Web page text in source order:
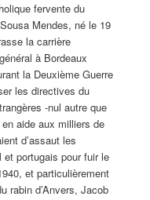
fervente du
Mendes, né le 19
la carrière
à Bordeaux
la Deuxième Guerre
les directives du
-nul autre que
aide aux milliers de
d’assaut les
portugais pour fuir le
et particulièrement
rabin d’Anvers, Jacob